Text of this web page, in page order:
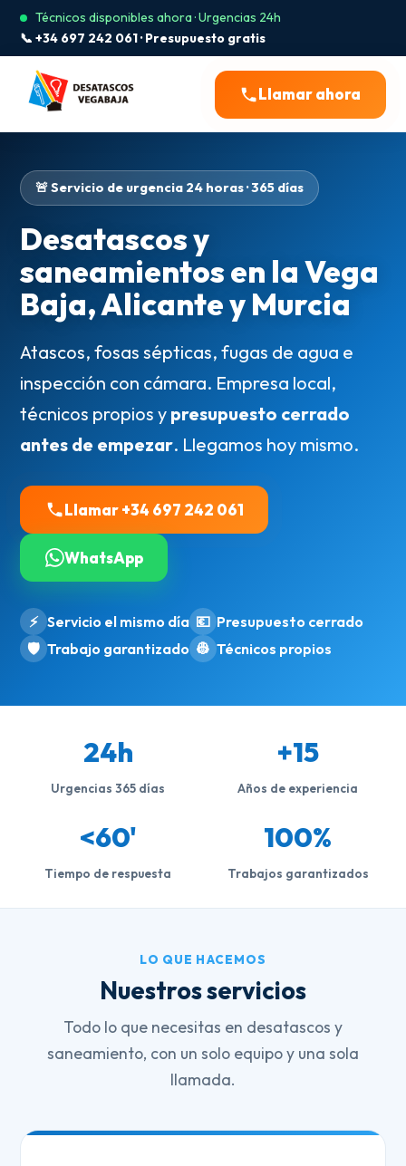
Técnicos disponibles ahora · Urgencias 24h
📞 +34 697 242 061 · Presupuesto gratis
Llamar ahora
🚨 Servicio de urgencia 24 horas · 365 días
Desatascos y
saneamientos en la Vega
Baja, Alicante y Murcia
Atascos, fosas sépticas, fugas de agua e
inspección con cámara. Empresa local,
técnicos propios y presupuesto cerrado
antes de empezar. Llegamos hoy mismo.
Llamar +34 697 242 061
WhatsApp
⚡ Servicio el mismo día 💶 Presupuesto cerrado
🛡️ Trabajo garantizado 👷 Técnicos propios
24h
Urgencias 365 días
+15
Años de experiencia
<60'
Tiempo de respuesta
100%
Trabajos garantizados
LO QUE HACEMOS
Nuestros servicios
Todo lo que necesitas en desatascos y
saneamiento, con un solo equipo y una sola
llamada.